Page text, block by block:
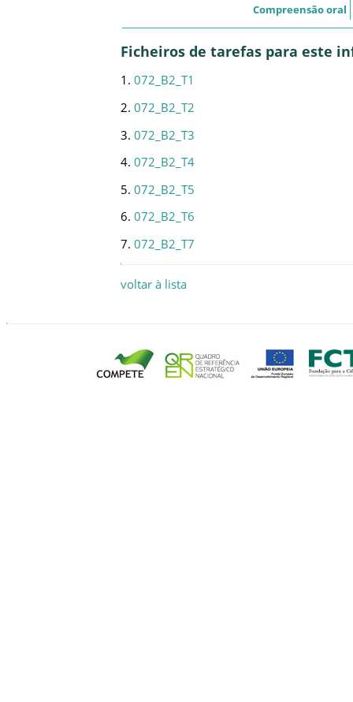
Compreensão oral
Ficheiros de tarefas para este
1. 072_B2_T1
2. 072_B2_T2
3. 072_B2_T3
4. 072_B2_T4
5. 072_B2_T5
6. 072_B2_T6
7. 072_B2_T7
voltar à lista